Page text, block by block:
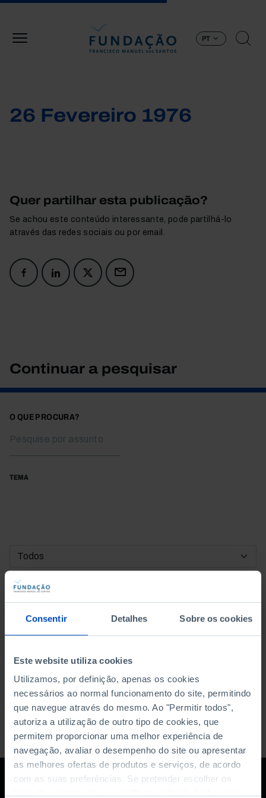
Consentir Detalhes Sobre os cookies
Este website utiliza cookies
Utilizamos, por definição, apenas os cookies
necessários ao normal funcionamento do site, permitindo
que navegue através do mesmo. Ao "Permitir todos",
autoriza a utilização de outro tipo de cookies, que
permitem proporcionar uma melhor experiência de
navegação, avaliar o desempenho do site ou apresentar
as melhores ofertas de produtos e serviços, de acordo
com as suas preferências. Se pretender escolher os
PT
26 Fevereiro 1976
Quer partilhar esta publicação?
Se achou este conteúdo interessante, pode partilhá-lo
através das redes sociais ou por email.
Continuar a pesquisar
O QUE PROCURA?
TEMA
DATA DE INÍCIO
DATA DE FIM